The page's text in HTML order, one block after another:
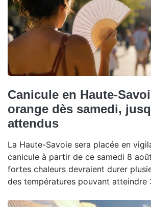
Canicule en Haute-
orange dès samedi,
attendus
La Haute-Savoie sera placée en
canicule à partir de ce samedi 8
fortes chaleurs devraient durer
des températures pouvant atteindre